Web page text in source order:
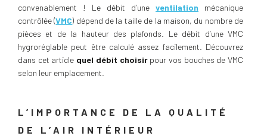
convenablement ! Le débit d’une ventilation mécanique
contrôlée (VMC) dépend de la taille de la maison, du nombre de
pièces et de la hauteur des plafonds. Le débit d’une VMC
hygroréglable peut être calculé assez facilement. Découvrez
dans cet article quel débit choisirpour vos bouches de VMC
selon leur emplacement.
L’IMPORTANCE DE LA QUALITÉ
DE L’AIR INTÉRIEUR